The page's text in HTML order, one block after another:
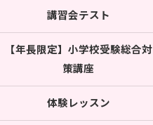
講習会テスト
【年長限定】小学校受験総合対
策講座
体験レッスン